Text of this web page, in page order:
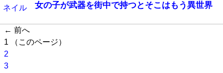
女の子が武器を街中で持つとそこはもう異世界
← 前へ
1
（このページ）
2
3